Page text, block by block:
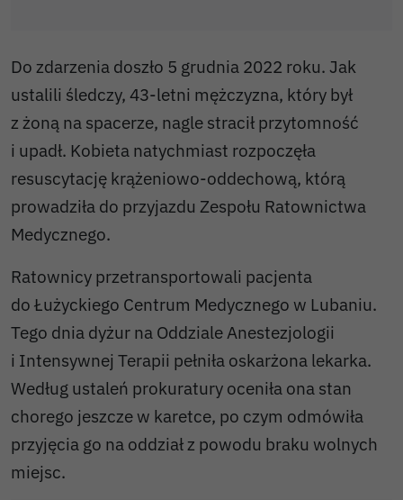
Do zdarzenia doszło 5 grudnia 2022 roku. Jak
ustalili śledczy, 43-letni mężczyzna, który był
z żoną na spacerze, nagle stracił przytomność
i upadł. Kobieta natychmiast rozpoczęła
resuscytację krążeniowo-oddechową, którą
prowadziła do przyjazdu Zespołu Ratownictwa
Medycznego.
Ratownicy przetransportowali pacjenta
do Łużyckiego Centrum Medycznego w Lubaniu.
Tego dnia dyżur na Oddziale Anestezjologii
i Intensywnej Terapii pełniła oskarżona lekarka.
Według ustaleń prokuratury oceniła ona stan
chorego jeszcze w karetce, po czym odmówiła
przyjęcia go na oddział z powodu braku wolnych
miejsc.